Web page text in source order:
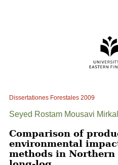
Dissertationes Forestales 2009
Seyed Rostam Mousavi
Comparison of
environmental
methods in